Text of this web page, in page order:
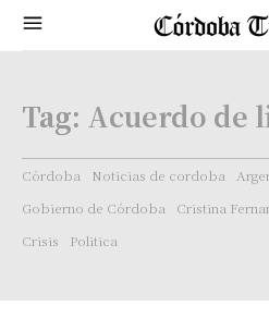
Tag: Acuerdo de
Córdoba Noticias de cordoba
Gobierno de Córdoba
Cristina
Crisis
Politica